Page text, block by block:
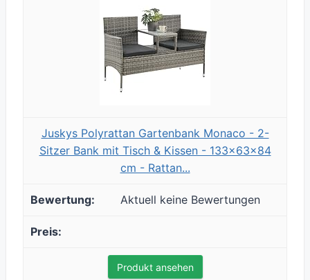
Juskys Polyrattan Gartenbank Monaco - 2-
Sitzer Bank mit Tisch & Kissen - 133x63x84
cm - Rattan...
Aktuell keine Bewertungen
Produkt ansehen